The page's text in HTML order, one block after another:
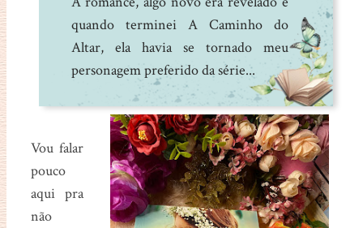
quando terminei A Caminho do
Altar, ela havia se tornado meu
personagem preferido da série...
Vou falar
pouco
aqui pra
não